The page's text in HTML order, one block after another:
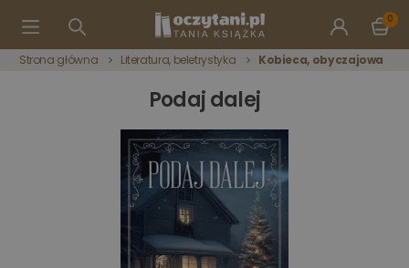
0
Strona główna Literatura, beletrystyka Kobieca, obyczajowa
Podaj dalej